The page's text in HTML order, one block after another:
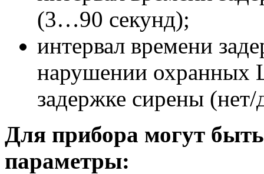
(3…90 секунд);
интервал времени
нарушении охранных
задержке сирены
Для прибора могут
параметры: